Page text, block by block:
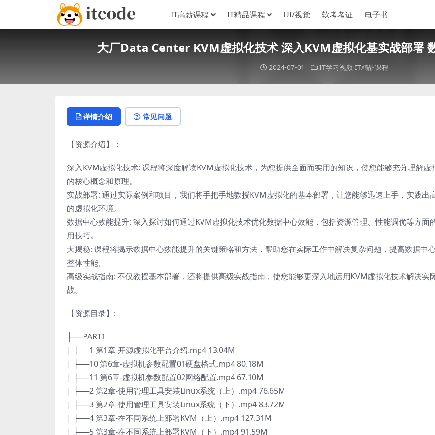
IT高薪课程 IT精品课程 UI/视觉 软考考证 电子书
大厂Data Center KVM虚拟化技术 深入KVM虚拟化基实战部署
2024-07-01 IT学习视频 IT精品课程
详情介绍 常见问题
【资源介绍】：
深入KVM虚拟化技术: 课程将深度解读KVM虚拟化技术，为您提供全面而实用的知识，使您能够充分理解虚
的核心概念和原理。
实战部署: 通过实际案例和项目，我们将手把手地教授KVM虚拟化的基本部署，让您能够迅速上手，实践出
的虚拟化环境。
数据中心效能提升: 深入探讨如何通过KVM虚拟化技术优化数据中心效能，包括资源管理、性能调优等方面
用技巧。
大揭秘: 课程将揭示数据中心效能提升的关键策略和方法，帮助您在实际工作中解决复杂问题，提高数据中
整体性能。
高级实战指南: 不仅教授基本部署，还将提供高级实战指南，使您能够更深入地运用KVM虚拟化技术解决实
战。
【资源目录】:
├──PART1
| ├──1 第1章-开源虚拟化平台介绍.mp4 13.04M
| ├──10 第6章-虚拟机参数配置01硬盘格式.mp4 80.18M
| ├──11 第6章-虚拟机参数配置02网络配置.mp4 67.10M
| ├──2 第2章-使用管理工具安装Linux系统（上）.mp4 76.65M
| ├──3 第2章-使用管理工具安装Linux系统（下）.mp4 83.72M
| ├──4 第3章-在不同系统上部署KVM（上）.mp4 127.31M
| ├──5 第3章-在不同系统上部署KVM（下）.mp4 91.59M